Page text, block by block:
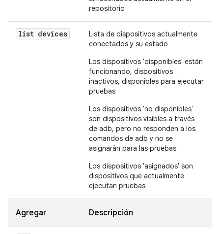
repositorio
list devices
Lista de dispositivos actualmente
conectados y su estado
Los dispositivos 'disponibles' están
funcionando, dispositivos
inactivos, disponibles para ejecutar
pruebas
Los dispositivos 'no disponibles'
son dispositivos visibles a través
de adb, pero no responden a los
comandos de adb y no se
asignarán para las pruebas
Los dispositivos 'asignados' son
dispositivos que actualmente
ejecutan pruebas
Agregar Descripción